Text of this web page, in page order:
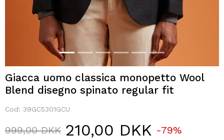
Giacca uomo classica monopetto Wool
Blend disegno spinato regular fit
Cod: 39GC5301GCU
Price reduced from
999,00 DKKto210,00 DKK -79%